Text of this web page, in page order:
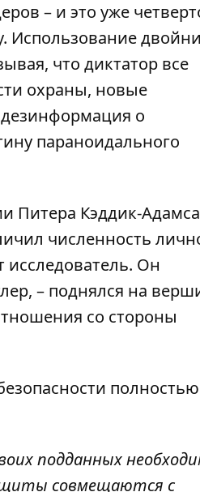
– и это уже
Использование
что диктатор все
охраны, новые
о
параноидального
Питера Кэддик-
численность
Он
– поднялся на
со стороны
полностью
подданных
совмещаются с